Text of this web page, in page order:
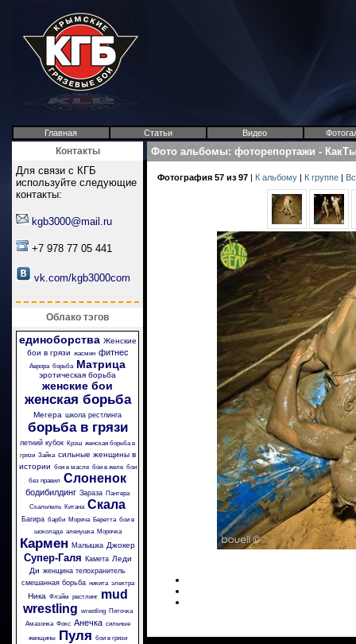
Главная Статьи Видео
Контакты
Для связи с КГБ
используйте следующие
контакты:
kgb3000@mail.ru
+7 978 77 05 441
vk.com/kgb3000com
Облако тэгов
единоборства Женские
бои в грязи жасмин фитнес
Аврора борьба Матрица
эротическая борьба
женские бои
женская борьба
Мегера школа рестлинга
борьба в грязи
летний кубок Крэш женская борьба в
грязи Зайка сильные женщины в
истории бои в масле бои в желе бои
без правил Слоненок
бодибилдинг Зараза Пантера
Скальпель Китана Скала
Багира барби Моряча Беретта бои в
шоколаде аленушка Морячка
Кармен Малышка Джокер
Супер-Галя Камета Леди
Ди женщина телохранитель
смешанная борьба никита электра
Ника Флэйм рестлинг
mud
wrestling wrestling
Пяточка
Амазонка Фокс Анечка сильные
женщины
Пуля бои в грязи
Фото альбомы: фоторепортажи -
Фотография 57 из 97 | К альбому | К группе |